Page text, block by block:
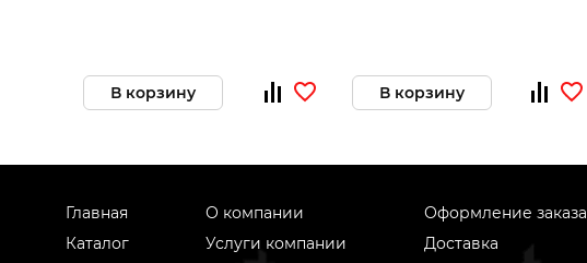
В корзину В корзину
Главная
Каталог
О компании
Услуги компании
Оформление заказа
Доставка